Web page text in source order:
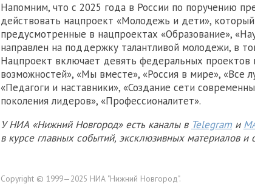
Напомним, что с 2025 года в России по поручению
действовать нацпроект «Молодежь и дети»,
предусмотренные в нацпроектах «Образование»,
направлен на поддержку талантливой молодежи, в
Нацпроект включает девять федеральных проектов
возможностей», «Мы вместе», «Россия в мире», «Все
«Педагоги и наставники», «Создание сети
поколения лидеров», «Профессионалитет».
У НИА «Нижний Новгород» есть каналы в Telegram и
в курсе главных событий, эксклюзивных материалов
Copyright © 1999—2025 НИА "Нижний Новгород".